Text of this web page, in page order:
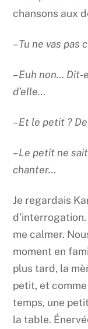
chansons aux
– Tu ne vas pas
– Euh non…
d’elle…
– Et le petit ?
– Le petit ne
chanter…
Je regardais
me calmer.
moment en
plus tard, la
petit, et
temps, une
la table.